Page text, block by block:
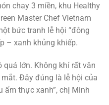
chay 3 miền, khu Healthy
Master Chef Vietnam
bức tranh lễ hội “đông
– xanh khủng khiếp.
quá lớn. Không khí rất văn
Đây đúng là lễ hội của
ẩm thực xanh”, chị Minh